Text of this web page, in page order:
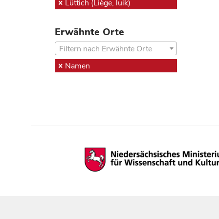
Lüttich (Liège, luik)
Erwähnte Orte
Filtern nach Erwähnte Orte
Namen